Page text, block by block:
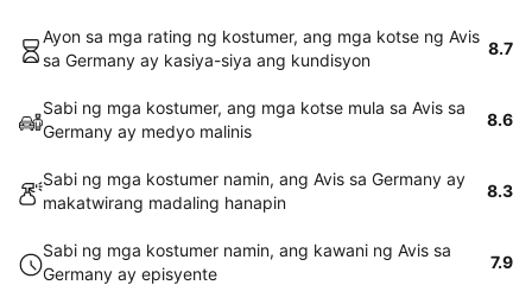
Ayon sa mga rating ng kostumer, ang mga kotse ng Avis
sa Germany ay kasiya-siya ang kundisyon
8.7
Sabi ng mga kostumer, ang mga kotse mula sa Avis sa
Germany ay medyo malinis
8.6
Sabi ng mga kostumer namin, ang Avis sa Germany ay
makatwirang madaling hanapin
8.3
Sabi ng mga kostumer namin, ang kawani ng Avis sa
Germany ay episyente
7.9